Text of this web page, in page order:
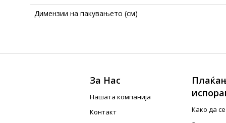
Димензии на пакувањето (см)
За Нас
Нашата компанија
Контакт
Како да